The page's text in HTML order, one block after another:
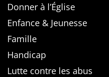
Donner à l’Église
Enfance & Jeunesse
Famille
Handicap
Lutte contre les abus